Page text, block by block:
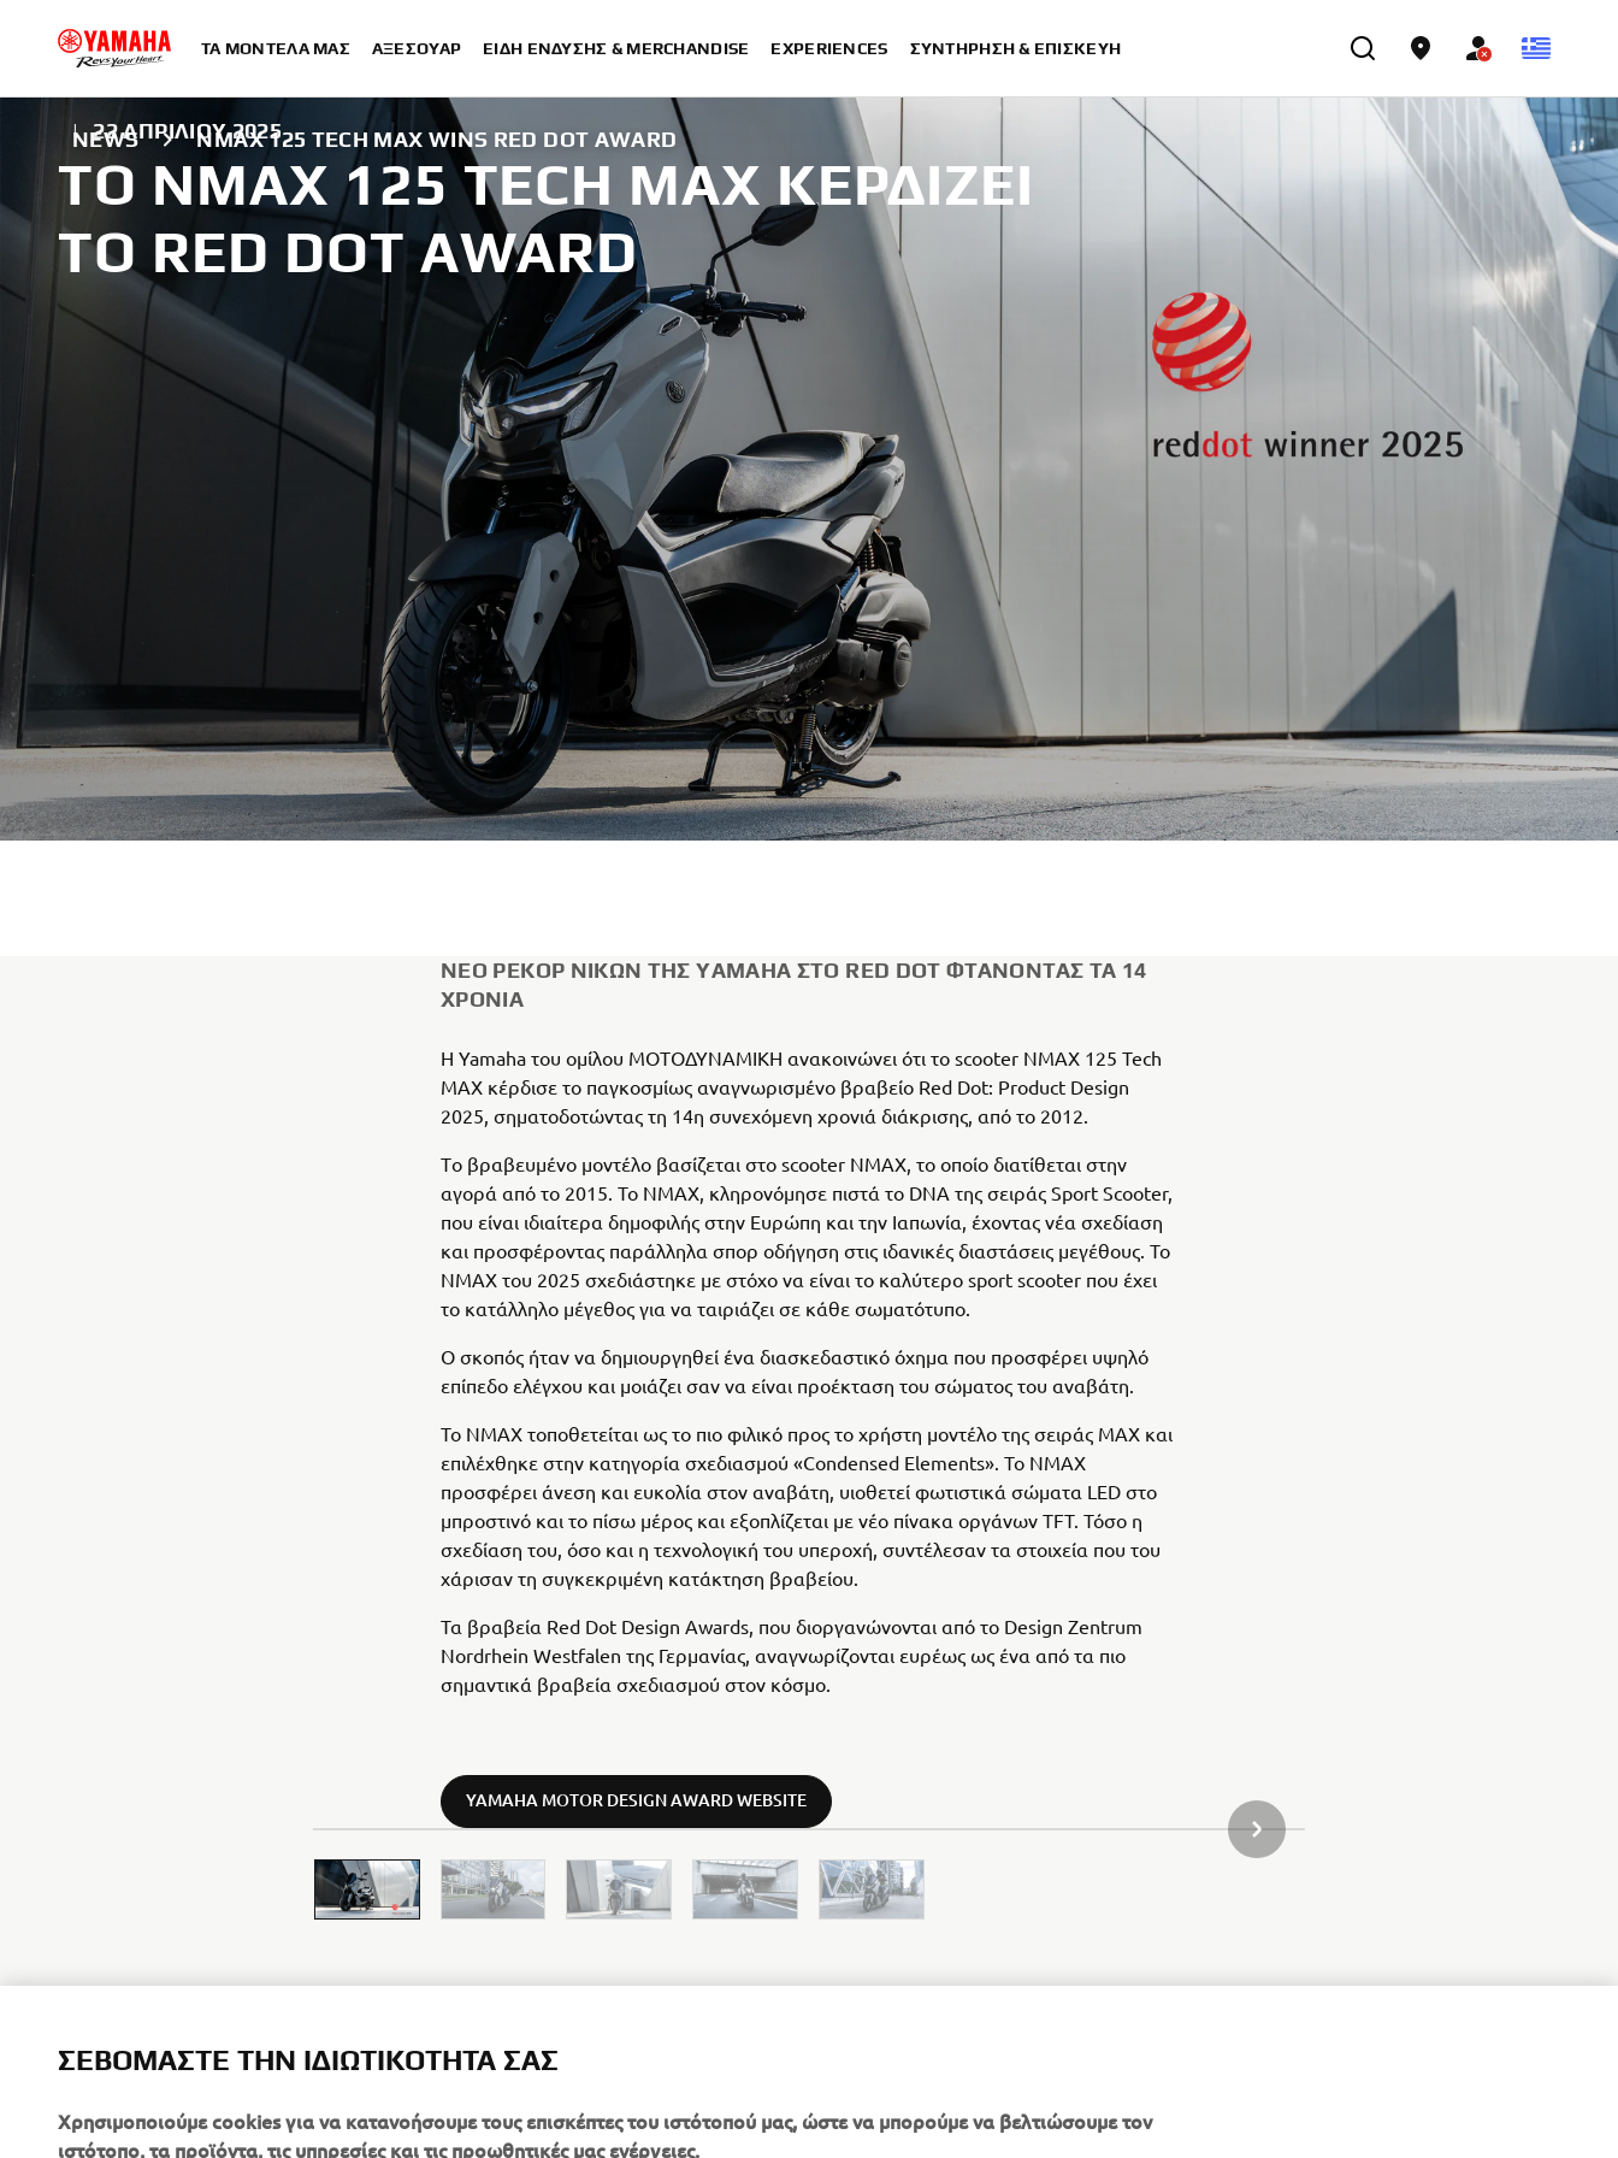
ΤΑ ΜΟΝΤΈΛΑ ΜΑΣ ΑΞΕΣΟΥΆΡ ΕΊΔΗ ΈΝΔΥΣΗΣ & MERCHANDISE EXPERIENCES ΣΥΝΤΉΡΗΣΗ & ΕΠΙΣΚΕΥΉ
NEWS NMAX 125 TECH MAX WINS RED DOT AWARD
| 22 ΑΠΡΙΛΊΟΥ 2025
ΤΟ NMAX 125 TECH MAX ΚΕΡΔΊΖΕΙ
ΤΟ RED DOT AWARD
ΝΈΟ ΡΕΚΌΡ ΝΙΚΏΝ ΤΗΣ YAMAHA ΣΤΟ RED DOT ΦΤΆΝΟΝΤΑΣ ΤΑ 14
ΧΡΌΝΙΑ
Η Yamaha του ομίλου ΜΟΤΟΔΥΝΑΜΙΚΗ ανακοινώνει ότι το scooter NMAX 125 Tech
MAX κέρδισε το παγκοσμίως αναγνωρισμένο βραβείο Red Dot: Product Design
2025, σηματοδοτώντας τη 14η συνεχόμενη χρονιά διάκρισης, από το 2012.
Tο βραβευμένο μοντέλο βασίζεται στο scooter NMAX, το οποίο διατίθεται στην
αγορά από το 2015. Το NMAX, κληρονόμησε πιστά το DNA της σειράς Sport Scooter,
που είναι ιδιαίτερα δημοφιλής στην Ευρώπη και την Ιαπωνία, έχοντας νέα σχεδίαση
και προσφέροντας παράλληλα σπορ οδήγηση στις ιδανικές διαστάσεις μεγέθους. Το
NMAX του 2025 σχεδιάστηκε με στόχο να είναι το καλύτερο sport scooter που έχει
το κατάλληλο μέγεθος για να ταιριάζει σε κάθε σωματότυπο.
Ο σκοπός ήταν να δημιουργηθεί ένα διασκεδαστικό όχημα που προσφέρει υψηλό
επίπεδο ελέγχου και μοιάζει σαν να είναι προέκταση του σώματος του αναβάτη.
Το NMAX τοποθετείται ως το πιο φιλικό προς το χρήστη μοντέλο της σειράς MAX και
επιλέχθηκε στην κατηγορία σχεδιασμού «Condensed Elements». Το NMAX
προσφέρει άνεση και ευκολία στον αναβάτη, υιοθετεί φωτιστικά σώματα LED στο
μπροστινό και το πίσω μέρος και εξοπλίζεται με νέο πίνακα οργάνων TFT. Τόσο η
σχεδίαση του, όσο και η τεχνολογική του υπεροχή, συντέλεσαν τα στοιχεία που του
χάρισαν τη συγκεκριμένη κατάκτηση βραβείου.
Τα βραβεία Red Dot Design Awards, που διοργανώνονται από το Design Zentrum
Nordrhein Westfalen της Γερμανίας, αναγνωρίζονται ευρέως ως ένα από τα πιο
σημαντικά βραβεία σχεδιασμού στον κόσμο.
YAMAHA MOTOR DESIGN AWARD WEBSITE
ΝΈΟ ΠΡΟΪΌΝ ΣΥΛΛΟΓΉΣ
ΣΕΒΌΜΑΣΤΕ ΤΗΝ ΙΔΙΩΤΙΚΌΤΗΤΆ ΣΑΣ
Χρησιμοποιούμε cookies για να κατανοήσουμε τους επισκέπτες του ιστότοπού μας, ώστε να μπορούμε να βελτιώσουμε τον
ιστότοπο, τα προϊόντα, τις υπηρεσίες και τις προωθητικές μας ενέργειες.